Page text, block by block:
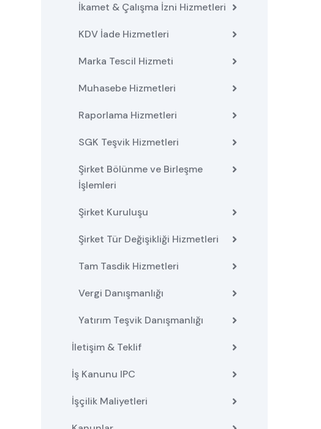
İkamet & Çalışma İzni Hizmetleri
KDV İade Hizmetleri
Marka Tescil Hizmeti
Muhasebe Hizmetleri
Raporlama Hizmetleri
SGK Teşvik Hizmetleri
Şirket Bölünme ve Birleşme
İşlemleri
Şirket Kuruluşu
Şirket Tür Değişikliği Hizmetleri
Tam Tasdik Hizmetleri
Vergi Danışmanlığı
Yatırım Teşvik Danışmanlığı
İletişim & Teklif
İş Kanunu IPC
İşçilik Maliyetleri